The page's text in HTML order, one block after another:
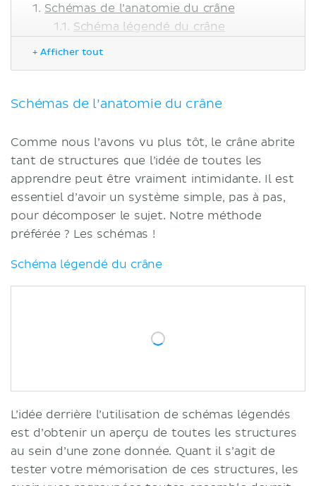
Schémas de l’anatomie du crâne
Schéma légendé du crâne
+ Afficher tout
Schémas de l’anatomie du crâne
Comme nous l’avons vu plus tôt, le crâne abrite
tant de structures que l’idée de toutes les
apprendre peut être vraiment intimidante. Il est
essentiel d’avoir un système simple, pas à pas,
pour décomposer le sujet. Notre méthode
préférée ? Les schémas !
Schéma légendé du crâne
L’idée derrière l’utilisation de schémas légendés
est d’obtenir un aperçu de toutes les structures
au sein d’une zone donnée. Quant il s’agit de
tester votre mémorisation de ces structures, les